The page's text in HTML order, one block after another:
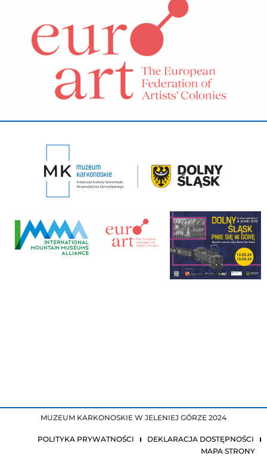
MUZEUM KARKONOSKIE W JELENIEJ GÓRZE 2024
POLITYKA PRYWATNOŚCI
DEKLARACJA DOSTĘPNOŚCI
MAPA STRONY